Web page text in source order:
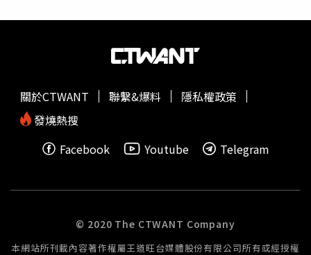
父母離開後，又遇到高人反對。在節目上黃越綏也提醒主持
關於CTWANT 聯繫&爆料
隱私權政策
發燒熱搜
Facebook
Youtube Telegram
© 2020 The CTWANT Company
本網站所刊載內容著作權屬王道旺台媒體股份有限公司所有或經授權